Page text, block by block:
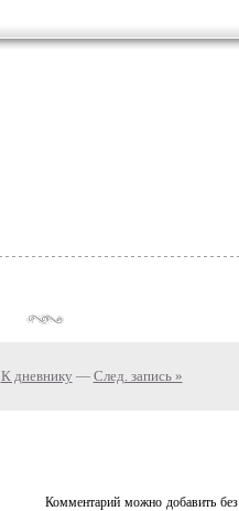
К дневнику — След. запись »
Комментарий можно добавить